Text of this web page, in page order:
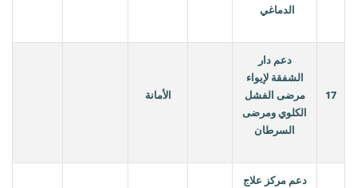
الدماغي
17
دعم دار
الشفقة لإيواء
مرضى الفشل
الكلوي ومرضى
السرطان
الأمانة
دعم مركز علاج